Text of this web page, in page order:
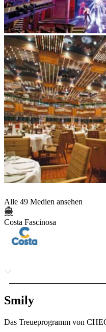
Alle 49 Medien ansehen
Costa Fascinosa
Smily
Das Treueprogramm von